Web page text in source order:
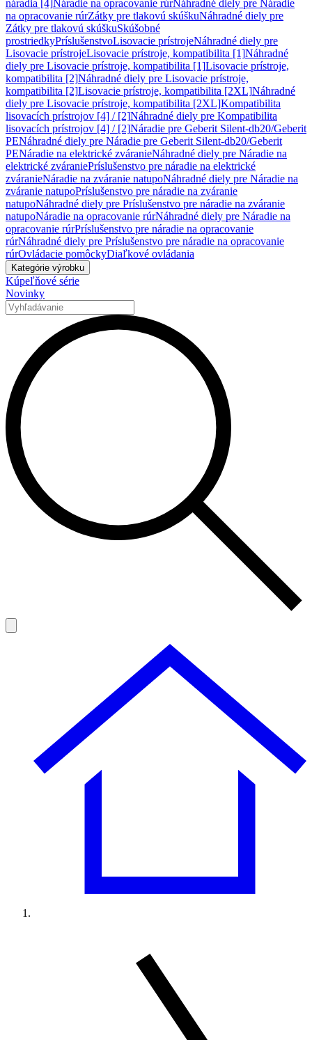
náradia [4]Náradie na opracovanie rúrNáhradné diely pre Náradie
na opracovanie rúrZátky pre tlakovú skúškuNáhradné diely pre
Zátky pre tlakovú skúškuSkúšobné
prostriedkyPríslušenstvoLisovacie prístrojeNáhradné diely pre
Lisovacie prístrojeLisovacie prístroje, kompatibilita [1]Náhradné
diely pre Lisovacie prístroje, kompatibilita [1]Lisovacie prístroje,
kompatibilita [2]Náhradné diely pre Lisovacie prístroje,
kompatibilita [2]Lisovacie prístroje, kompatibilita [2XL]Náhradné
diely pre Lisovacie prístroje, kompatibilita [2XL]Kompatibilita
lisovacích prístrojov [4] / [2]Náhradné diely pre Kompatibilita
lisovacích prístrojov [4] / [2]Náradie pre Geberit Silent-db20/Geberit
PENáhradné diely pre Náradie pre Geberit Silent-db20/Geberit
PENáradie na elektrické zváranieNáhradné diely pre Náradie na
elektrické zváraniePríslušenstvo pre náradie na elektrické
zváranieNáradie na zváranie natupoNáhradné diely pre Náradie na
zváranie natupoPríslušenstvo pre náradie na zváranie
natupoNáhradné diely pre Príslušenstvo pre náradie na zváranie
natupoNáradie na opracovanie rúrNáhradné diely pre Náradie na
opracovanie rúrPríslušenstvo pre náradie na opracovanie
rúrNáhradné diely pre Príslušenstvo pre náradie na opracovanie
rúrOvládacie pomôckyDiaľkové ovládania
Kategórie výrobku
Kúpeľňové série
Novinky